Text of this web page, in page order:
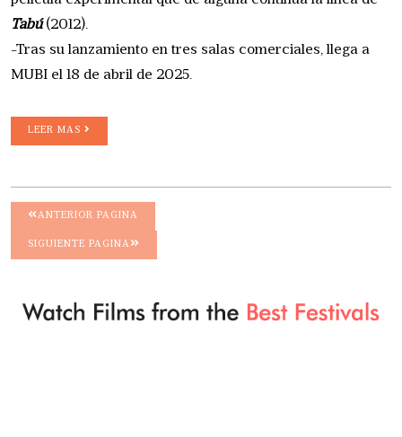
Tabú(2012).
-Tras su lanzamiento en tres salas comerciales, llega a
MUBI el 18 de abril de 2025.
LEER MAS
ANTERIOR PAGINA
SIGUIENTE PAGINA